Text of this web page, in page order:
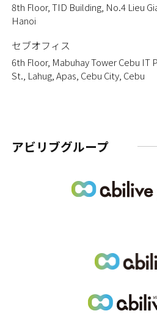
8th Floor, TID Building, No.4 Lieu
Hanoi
セブオフィス
6th Floor, Mabuhay Tower Cebu IT
St., Lahug, Apas, Cebu City, Cebu
アビリブグループ